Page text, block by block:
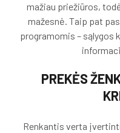
mažiau priežiūros,
mažesnė. Taip pat
programomis – sąlygos
PREKĖS
Renkantis verta